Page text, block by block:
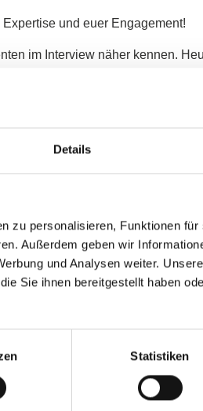
Details
zu personalisieren, Funktionen
Außerdem geben wir
und Analysen weiter.
Sie ihnen bereitgestellt haben
Statistiken
und euer Engagement!
im Interview näher kennen.
zu Hause?
und was war Deine
zu bewerten – sozusagen
für verschiedenen
für Makelnde
führe ich seit über zehn